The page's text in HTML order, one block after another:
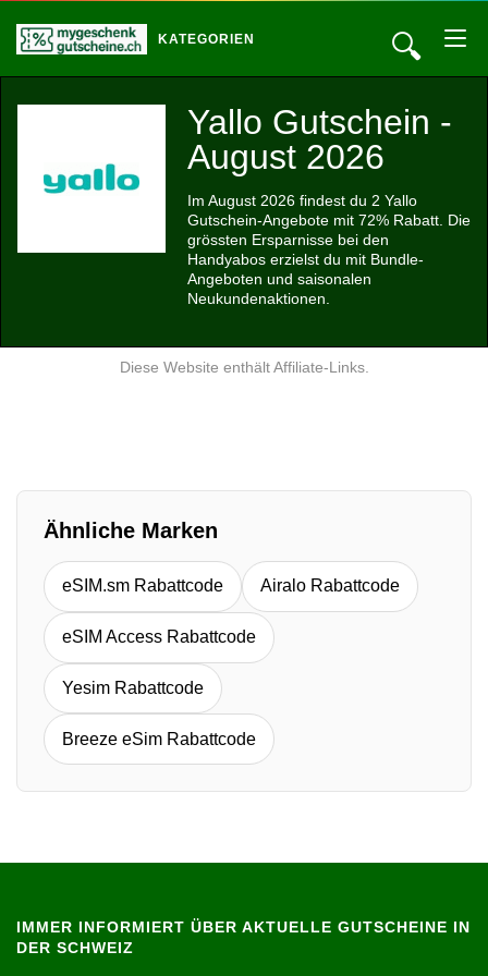
🔍
KATEGORIEN
Yallo Gutschein -
August 2026
Im August 2026 findest du 2 Yallo
Gutschein-Angebote mit 72% Rabatt. Die
grössten Ersparnisse bei den
Handyabos erzielst du mit Bundle-
Angeboten und saisonalen
Neukundenaktionen.
Diese Website enthält Affiliate-Links.
Ähnliche Marken
eSIM.sm Rabattcode Airalo Rabattcode
eSIM Access Rabattcode
Yesim Rabattcode
Breeze eSim Rabattcode
IMMER INFORMIERT ÜBER AKTUELLE GUTSCHEINE IN
DER SCHWEIZ